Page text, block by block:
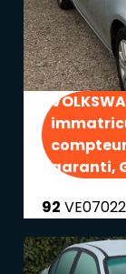
garanti,
92